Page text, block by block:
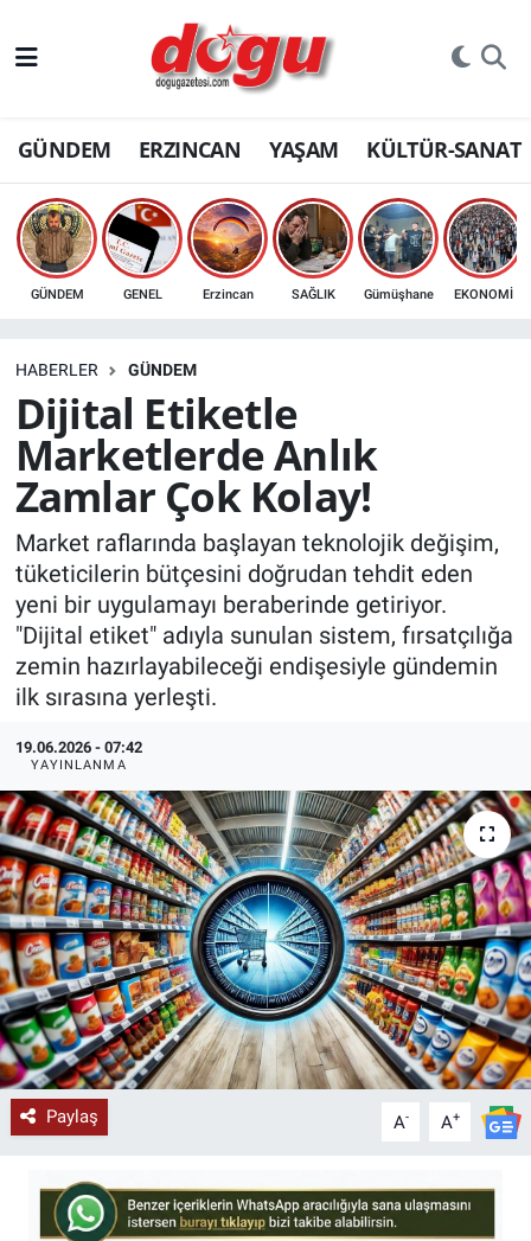
GÜNDEM ERZINCAN YAŞAM KÜLTÜR-SANAT
GÜNDEM GENEL Erzincan SAĞLIK Gümüşhane EKONOMİ
HABERLER GÜNDEM
Dijital Etiketle
Marketlerde Anlık
Zamlar Çok Kolay!
Market raflarında başlayan teknolojik değişim,
tüketicilerin bütçesini doğrudan tehdit eden
yeni bir uygulamayı beraberinde getiriyor.
"Dijital etiket" adıyla sunulan sistem, fırsatçılığa
zemin hazırlayabileceği endişesiyle gündemin
ilk sırasına yerleşti.
19.06.2026 - 07:42
YAYINLANMA
Paylaş A- A+
ERZINCAN
GÜNDEM
ERZİNCAN FOTOĞRAFLARI
SAĞLIK
EKONOMİ
Bilim, teknoloji
GENEL
KÜLTÜR-SANAT
Yerel Haber
Politika
SPOR
YAŞAM
RESMİ İLAN